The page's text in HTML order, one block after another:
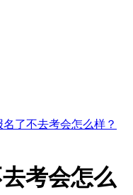
了不去考会怎么样？
考会怎么